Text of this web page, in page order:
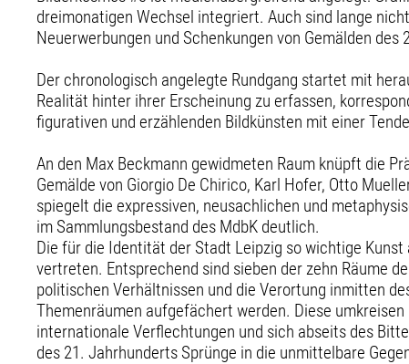
dreimonatigen Wechsel integriert. Auch sind lange
Neuerwerbungen und Schenkungen von Gemälden
Der chronologisch angelegte Rundgang startet mit
Realität hinter ihrer Erscheinung zu erfassen,
figurativen und erzählenden Bildkünsten mit einer
An den Max Beckmann gewidmeten Raum knüpft die
Gemälde von Giorgio De Chirico, Karl Hofer, Otto
spiegelt die expressiven, neusachlichen und
im Sammlungsbestand des MdbK deutlich.
Die für die Identität der Stadt Leipzig so wichtige
vertreten. Entsprechend sind sieben der zehn Räume
politischen Verhältnissen und die Verortung inmitten
Themenräumen aufgefächert werden. Diese
internationale Verflechtungen und sich abseits des
des 21. Jahrhunderts Sprünge in die unmittelbare